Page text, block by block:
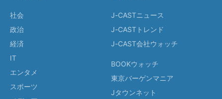
社会
政治
経済
IT
エンタメ
スポーツ
J-CASTニュース
J-CASTトレンド
J-CAST会社ウォッチ
BOOKウォッチ
東京バーゲンマニア
Jタウンネット